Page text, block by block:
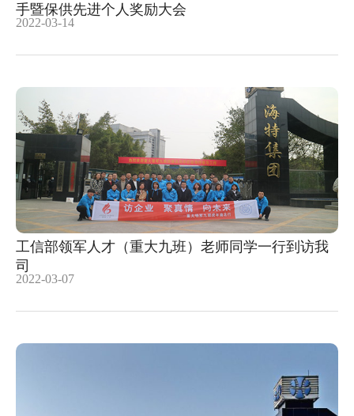
手暨保供先进个人奖励大会
2022-03-14
工信部领军人才（重大九班）老师同学一行到访我
司
2022-03-07